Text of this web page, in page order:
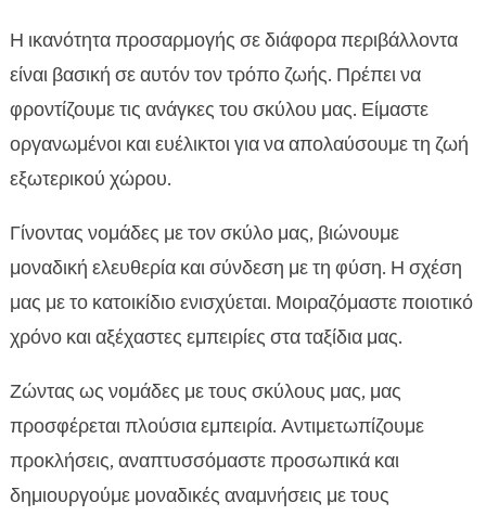
Η ικανότητα προσαρμογής σε διάφορα περιβάλλοντα
είναι βασική σε αυτόν τον τρόπο ζωής. Πρέπει να
φροντίζουμε τις ανάγκες του σκύλου μας. Είμαστε
οργανωμένοι και ευέλικτοι για να απολαύσουμε τη ζωή
εξωτερικού χώρου.
Γίνοντας νομάδες με τον σκύλο μας, βιώνουμε
μοναδική ελευθερία και σύνδεση με τη φύση. Η σχέση
μας με το κατοικίδιο ενισχύεται. Μοιραζόμαστε ποιοτικό
χρόνο και αξέχαστες εμπειρίες στα ταξίδια μας.
Ζώντας ως νομάδες με τους σκύλους μας, μας
προσφέρεται πλούσια εμπειρία. Αντιμετωπίζουμε
προκλήσεις, αναπτυσσόμαστε προσωπικά και
δημιουργούμε μοναδικές αναμνήσεις με τους